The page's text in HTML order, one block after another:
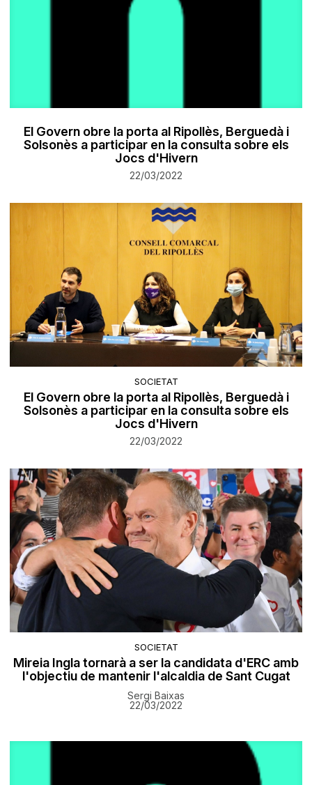
El Govern obre la porta al Ripollès, Berguedà i
Solsonès a participar en la consulta sobre els
Jocs d'Hivern
22/03/2022
SOCIETAT
El Govern obre la porta al Ripollès, Berguedà i
Solsonès a participar en la consulta sobre els
Jocs d'Hivern
22/03/2022
SOCIETAT
Mireia Ingla tornarà a ser la candidata d'ERC amb
l'objectiu de mantenir l'alcaldia de Sant Cugat
Sergi Baixas
22/03/2022